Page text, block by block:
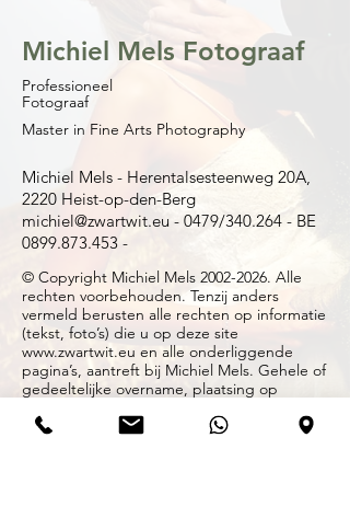
Michiel Mels Fotograaf
Professioneel
Fotograaf
Master in Fine Arts Photography
Michiel Mels - Herentalsesteenweg 20A,
2220 Heist-op-den-Berg
michiel@zwartwit.eu - 0479/340.264 - BE
0899.873.453 -
© Copyright Michiel Mels 2002-2026. Alle
rechten voorbehouden. Tenzij anders
vermeld berusten alle rechten op informatie
(tekst, foto’s) die u op deze site
www.zwartwit.eu en alle onderliggende
pagina’s, aantreft bij Michiel Mels. Gehele of
gedeeltelijke overname, plaatsing op
andere wijze dan ook en/of commercieel